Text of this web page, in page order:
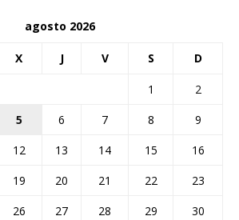
agosto 2026
X J V S D
1
2
5 6 7 8
9
12 13 14 15
16
19 20 21 22
23
26 27 28 29
30